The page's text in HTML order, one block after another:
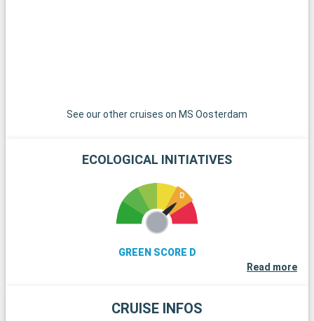
See our other cruises on MS Oosterdam
ECOLOGICAL INITIATIVES
GREEN SCORE D
Read more
CRUISE INFOS